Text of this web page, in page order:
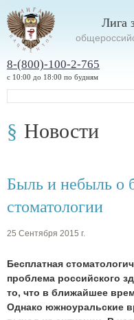
Лига
8-(800)-100-2-765
с 10:00 до 18:00 по будням
Новости
Быль и небыль о
стоматологии
25 Сентября 2015 г.
Бесплатная
проблема российского
то, что в ближайшее
Однако южноуральские